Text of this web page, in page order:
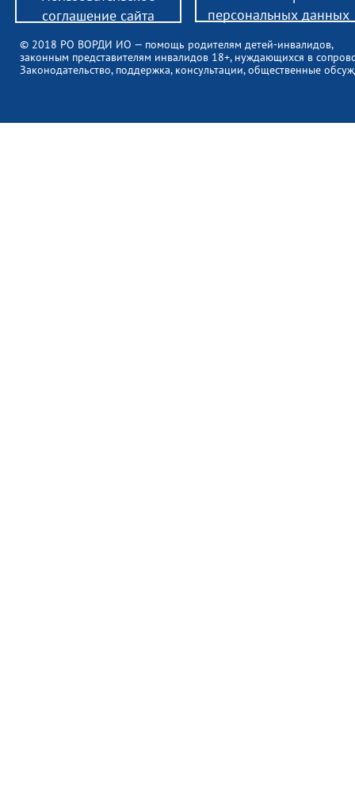
© 2018 РО ВОРДИ ИО — помощь родителям детей-инвалидов,
законным представителям инвалидов 18+, нуждающихся в
Законодательство, поддержка, консультации, общественные
соглашение сайта
персональных данных